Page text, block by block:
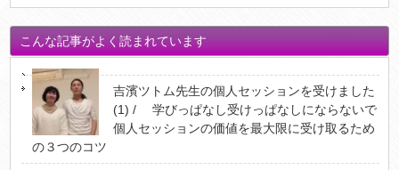
こんな記事がよく読まれています
吉濱ツトム先生の個人セッションを受けました
(1) / 学びっぱなし受けっぱなしにならないで
個人セッションの価値を最大限に受け取るため
の３つのコツ